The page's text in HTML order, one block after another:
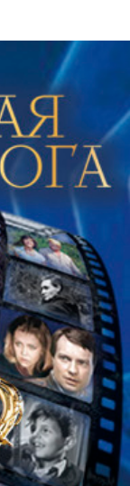
стрелковых
Великой